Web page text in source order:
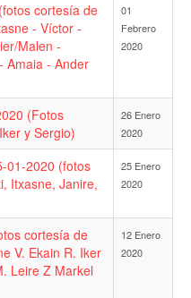
cortesía de
- Víctor -
Malen -
Amaia - Ander
01
Febrero
2020
(Fotos
y Sergio)
26 Enero
2020
01-2020 (fotos
Itxasne, Janire,
25 Enero
2020
cortesía de
V. Ekain R. Iker
Leire Z Markel
12 Enero
2020